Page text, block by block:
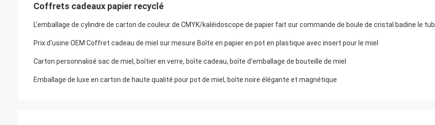
Coffrets cadeaux papier recyclé
L'emballage de cylindre de carton de couleur de CMYK/kaléidoscope de papier fait sur commande de boule de cristal badine le
Prix d'usine OEM Coffret cadeau de miel sur mesure Boîte en papier en pot en plastique avec insert pour le miel
Carton personnalisé sac de miel, boîtier en verre, boîte cadeau, boîte d'emballage de bouteille de miel
Emballage de luxe en carton de haute qualité pour pot de miel, boîte noire élégante et magnétique